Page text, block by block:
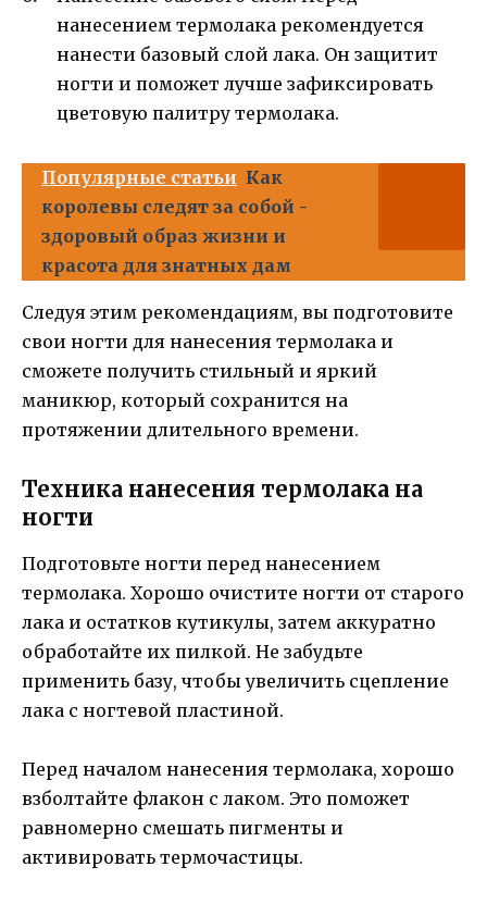
нанесением термолака рекомендуется
нанести базовый слой лака. Он защитит
ногти и поможет лучше зафиксировать
цветовую палитру термолака.
Популярные статьи Как
королевы следят за собой -
здоровый образ жизни и
красота для знатных дам
Следуя этим рекомендациям, вы подготовите
свои ногти для нанесения термолака и
сможете получить стильный и яркий
маникюр, который сохранится на
протяжении длительного времени.
Техника нанесения термолака на
ногти
Подготовьте ногти перед нанесением
термолака. Хорошо очистите ногти от старого
лака и остатков кутикулы, затем аккуратно
обработайте их пилкой. Не забудьте
применить базу, чтобы увеличить сцепление
лака с ногтевой пластиной.
Перед началом нанесения термолака, хорошо
взболтайте флакон с лаком. Это поможет
равномерно смешать пигменты и
активировать термочастицы.